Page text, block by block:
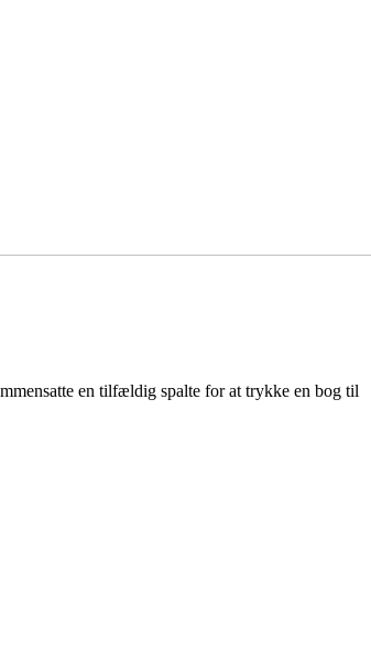
en tilfældig spalte for at trykke en bog til